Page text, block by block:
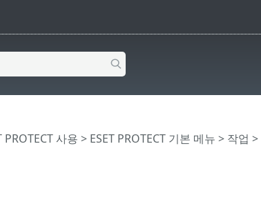
PROTECT 사용 > ESET PROTECT 기본 메뉴 > 작업 >